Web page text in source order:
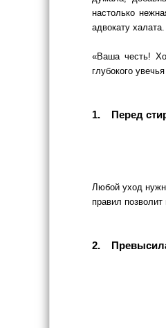
настолько
адвокату
«Ваша честь!
глубокого
1. Перед
Любой уход
правил
2. Превысила